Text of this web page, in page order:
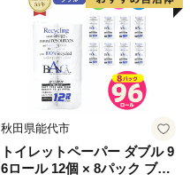
秋田県能代市
トイレットペーパー ダブル 9
6ロール 12個 × 8パック ブラ